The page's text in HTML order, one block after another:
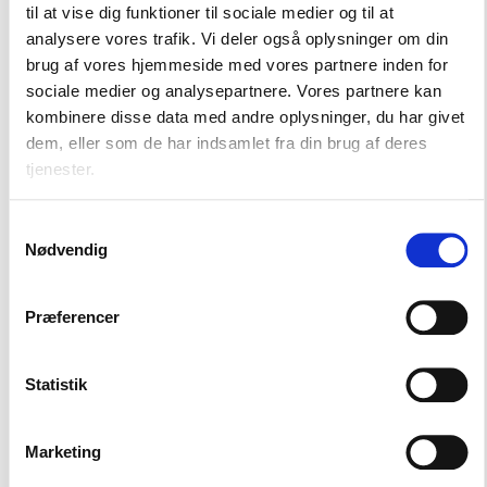
til at vise dig funktioner til sociale medier og til at
analysere vores trafik. Vi deler også oplysninger om din
brug af vores hjemmeside med vores partnere inden for
sociale medier og analysepartnere. Vores partnere kan
kombinere disse data med andre oplysninger, du har givet
dem, eller som de har indsamlet fra din brug af deres
tjenester.
Nødvendig
Præferencer
Statistik
Marketing
tilfælde af kriser og har samlet gode råd, viden og
værktøjer til planlægning og beredskab i
boligorganisationerne.
Læs mere
Fra bolig til hjem
sociale infrastruktur i og omkring
godt og trygt bomiljø for alle beboere - herunder